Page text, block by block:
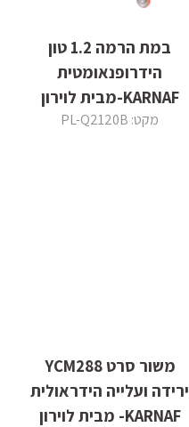
במת הרמה 1.2 טון
הידרופנאומטית
KARNAF-מבית לוירון
מקט: PL-Q2120B
משור סרט YCM288
ירידה ועלייה הידראולית
KARNAF- מבית לוירון